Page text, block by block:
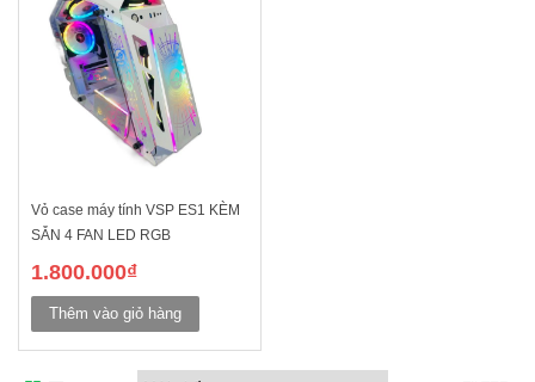
Vỏ case máy tính VSP ES1 KÈM
SẴN 4 FAN LED RGB
1.800.000₫
Thêm vào giỏ hàng